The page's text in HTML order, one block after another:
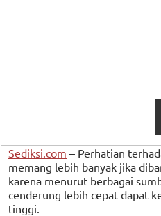
Sediksi.com – Perhatian
memang lebih banyak jika
karena menurut berbagai
cenderung lebih cepat dapat
tinggi.